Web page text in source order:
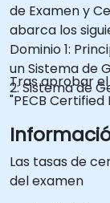
de Examen y
abarca los
Dominio 1:
un Sistema de
2: Sistema de
Tras aprobar
"PECB Certified
Las tasas de
del examen